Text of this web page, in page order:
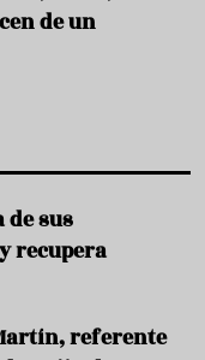
de un
de sus
recupera
referente